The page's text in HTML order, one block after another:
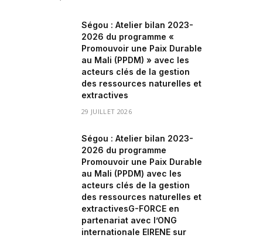
Ségou : Atelier bilan 2023-
2026 du programme «
Promouvoir une Paix Durable
au Mali (PPDM) » avec les
acteurs clés de la gestion
des ressources naturelles et
extractives
29 JUILLET 2026
Ségou : Atelier bilan 2023-
2026 du programme
Promouvoir une Paix Durable
au Mali (PPDM) avec les
acteurs clés de la gestion
des ressources naturelles et
extractivesG-FORCE en
partenariat avec l’ONG
internationale EIRENE sur